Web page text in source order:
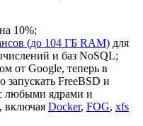
10%;
(до 104 ГБ RAM) для
и баз NoSQL;
от Google, теперь в
FreeBSD и
любыми ядрами и
включая Docker, FOG, xfs